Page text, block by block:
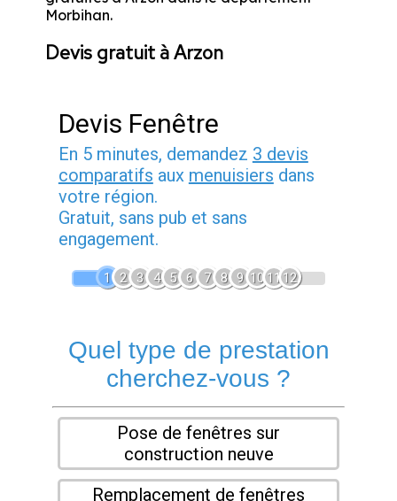
Morbihan.
Devis gratuit à Arzon
Devis Fenêtre
En 5 minutes, demandez 3 devis
comparatifs aux menuisiers dans
votre région.
Gratuit, sans pub et sans
engagement.
1 2 3 4 5 6 7 8 9 1011 12
Quel type de prestation
cherchez-vous ?
Pose de fenêtres sur
construction neuve
Remplacement de fenêtres